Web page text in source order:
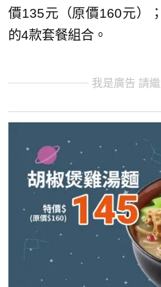
價135元（原價160元）
的4款套餐組合。
我是廣告 請